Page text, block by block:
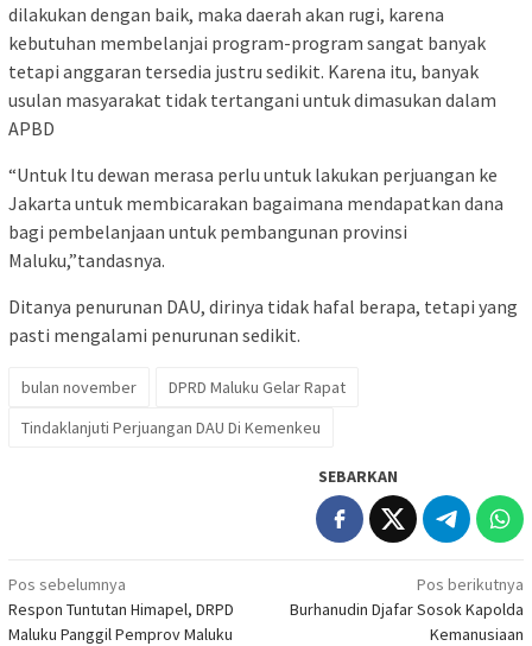
dilakukan dengan baik, maka daerah akan rugi, karena
kebutuhan membelanjai program-program sangat banyak
tetapi anggaran tersedia justru sedikit. Karena itu, banyak
usulan masyarakat tidak tertangani untuk dimasukan dalam
APBD
“Untuk Itu dewan merasa perlu untuk lakukan perjuangan ke
Jakarta untuk membicarakan bagaimana mendapatkan dana
bagi pembelanjaan untuk pembangunan provinsi
Maluku,”tandasnya.
Ditanya penurunan DAU, dirinya tidak hafal berapa, tetapi yang
pasti mengalami penurunan sedikit.
bulan november
DPRD Maluku Gelar Rapat
Tindaklanjuti Perjuangan DAU Di Kemenkeu
SEBARKAN
Navigasi
pos
Pos sebelumnya
Respon Tuntutan Himapel, DRPD
Maluku Panggil Pemprov Maluku
Pos berikutnya
Burhanudin Djafar Sosok Kapolda
Kemanusiaan